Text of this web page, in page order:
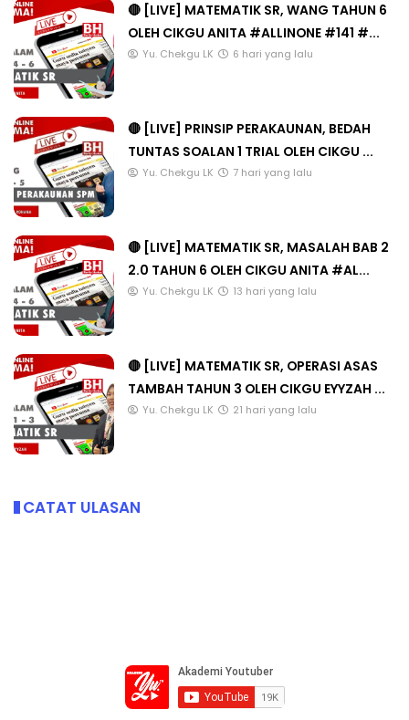
🔴 [LIVE] MATEMATIK SR, WANG TAHUN 6
OLEH CIKGU ANITA #ALLINONE #141 #...
Yu. Chekgu LK 6 hari yang lalu
🔴 [LIVE] PRINSIP PERAKAUNAN, BEDAH
TUNTAS SOALAN 1 TRIAL OLEH CIKGU ...
Yu. Chekgu LK 7 hari yang lalu
🔴 [LIVE] MATEMATIK SR, MASALAH BAB 2
2.0 TAHUN 6 OLEH CIKGU ANITA #AL...
Yu. Chekgu LK 13 hari yang lalu
🔴 [LIVE] MATEMATIK SR, OPERASI ASAS
TAMBAH TAHUN 3 OLEH CIKGU EYYZAH ...
Yu. Chekgu LK 21 hari yang lalu
CATAT ULASAN